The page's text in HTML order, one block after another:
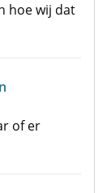
hoe wij dat
of er